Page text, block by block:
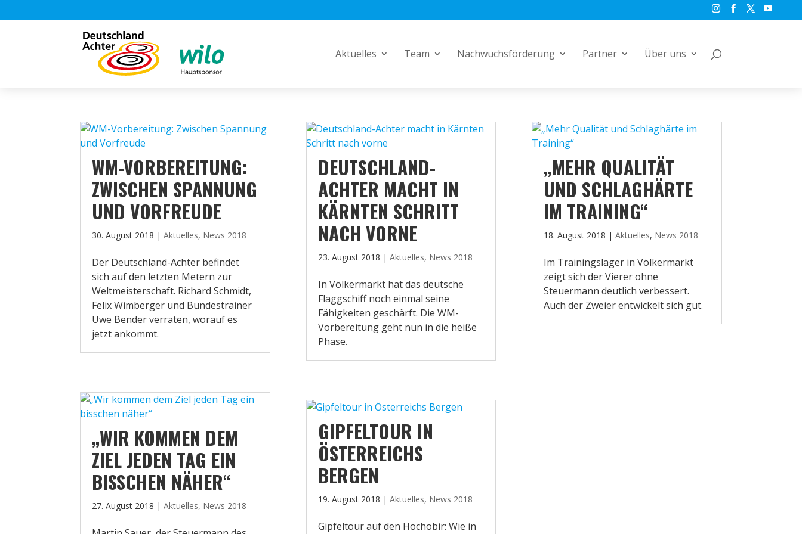
Aktuelles Team Nachwuchsförderung Partner Über uns
WM-VORBEREITUNG:
ZWISCHEN SPANNUNG
UND VORFREUDE
30. August 2018 |Aktuelles, News 2018
Der Deutschland-Achter befindet
sich auf den letzten Metern zur
Weltmeisterschaft. Richard Schmidt,
Felix Wimberger und Bundestrainer
Uwe Bender verraten, worauf es
jetzt ankommt.
„WIR KOMMEN DEM
ZIEL JEDEN TAG EIN
BISSCHEN NÄHER“
27. August 2018 |Aktuelles, News 2018
DEUTSCHLAND-
ACHTER MACHT IN
KÄRNTEN SCHRITT
NACH VORNE
23. August 2018 | Aktuelles, News 2018
In Völkermarkt hat das deutsche
Flaggschiff noch einmal seine
Fähigkeiten geschärft. Die WM-
Vorbereitung geht nun in die heiße
Phase.
GIPFELTOUR IN
ÖSTERREICHS
BERGEN
19. August 2018 | Aktuelles, News 2018
Gipfeltour auf den Hochobir: Wie in
„MEHR QUALITÄT
UND SCHLAGHÄRTE
IM TRAINING“
18. August 2018 |Aktuelles, News 2018
Im Trainingslager in Völkermarkt
zeigt sich der Vierer ohne
Steuermann deutlich verbessert.
Auch der Zweier entwickelt sich gut.